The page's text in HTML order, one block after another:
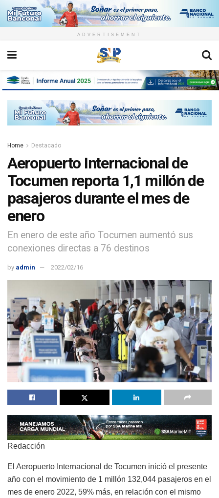
ADVERTISEMENT
Home Destacado
Aeropuerto Internacional de
Tocumen reporta 1,1 millón de
pasajeros durante el mes de
enero
En enero de este año Tocumen aumentó sus
conexiones directas a 76 destinos
by admin 2022/02/16
Redacción
El Aeropuerto Internacional de Tocumen inició el presente
año con el movimiento de 1 millón 132,044 pasajeros en el
mes de enero 2022, 59% más, en relación con el mismo